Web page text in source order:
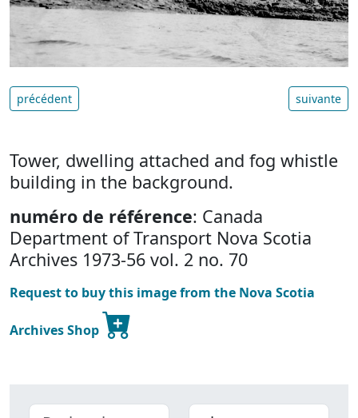
précédent suivante
Tower, dwelling attached and fog whistle
building in the background.
numéro de référence: Canada
Department of Transport Nova Scotia
Archives 1973-56 vol. 2 no. 70
Request to buy this image from the Nova Scotia
Archives Shop